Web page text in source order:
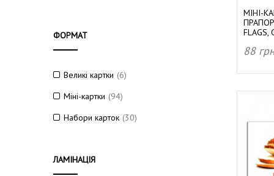
з 5
МІНІ-
FLAGS,
88
ФОРМАТ
Великі картки (6)
Міні-картки (94)
Набори карток (30)
ЛАМІНАЦІЯ